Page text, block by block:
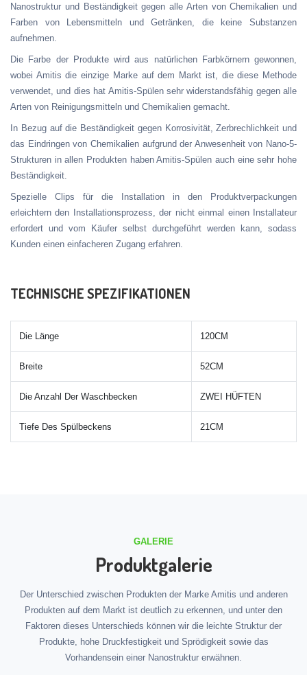
Nanostruktur und Beständigkeit gegen alle Arten von Chemikalien und
Farben von Lebensmitteln und Getränken, die keine Substanzen
aufnehmen.
Die Farbe der Produkte wird aus natürlichen Farbkörnern gewonnen,
wobei Amitis die einzige Marke auf dem Markt ist, die diese Methode
verwendet, und dies hat Amitis-Spülen sehr widerstandsfähig gegen alle
Arten von Reinigungsmitteln und Chemikalien gemacht.
In Bezug auf die Beständigkeit gegen Korrosivität, Zerbrechlichkeit und
das Eindringen von Chemikalien aufgrund der Anwesenheit von Nano-5-
Strukturen in allen Produkten haben Amitis-Spülen auch eine sehr hohe
Beständigkeit.
Spezielle Clips für die Installation in den Produktverpackungen
erleichtern den Installationsprozess, der nicht einmal einen Installateur
erfordert und vom Käufer selbst durchgeführt werden kann, sodass
Kunden einen einfacheren Zugang erfahren.
TECHNISCHE SPEZIFIKATIONEN
Die Länge 120CM
Breite 52CM
Die Anzahl Der Waschbecken ZWEI HÜFTEN
Tiefe Des Spülbeckens 21CM
GALERIE
Produktgalerie
Der Unterschied zwischen Produkten der Marke Amitis und anderen
Produkten auf dem Markt ist deutlich zu erkennen, und unter den
Faktoren dieses Unterschieds können wir die leichte Struktur der
Produkte, hohe Druckfestigkeit und Sprödigkeit sowie das
Vorhandensein einer Nanostruktur erwähnen.